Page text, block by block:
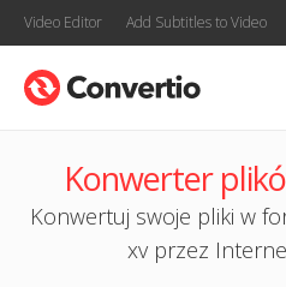
Video Editor Add Subtitles to Video
Konwerter
Konwertuj swoje pliki w
xv przez